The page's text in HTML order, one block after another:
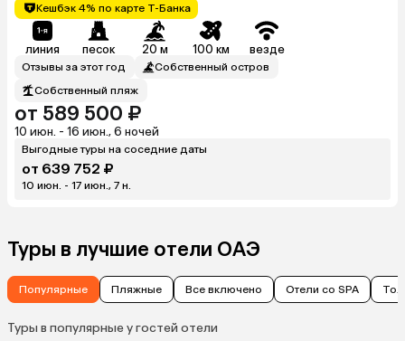
Кешбэк 4% по карте Т-Банка
линия песок 20 м 100 км везде
Отзывы за этот год
Собственный остров
Собственный пляж
от 589 500 ₽
10 июн. - 16 июн., 6 ночей
Выгодные туры на соседние даты
от 639 752 ₽
10 июн. - 17 июн., 7 н.
Туры в лучшие отели ОАЭ
Популярные Пляжные Все включено Отели со SPA
Туры в популярные у гостей отели